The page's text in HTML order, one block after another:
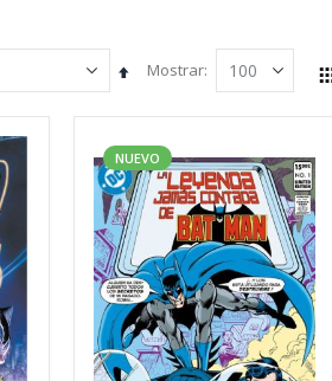
Fijar
Descendente
Mostrar
NUEVO